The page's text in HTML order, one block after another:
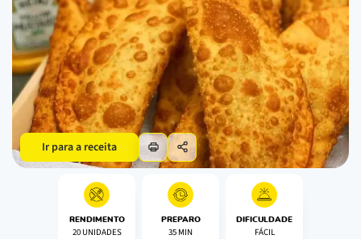
Ir para a receita
RENDIMENTO
20 UNIDADES
PREPARO
35 MIN
DIFICULDADE
FÁCIL